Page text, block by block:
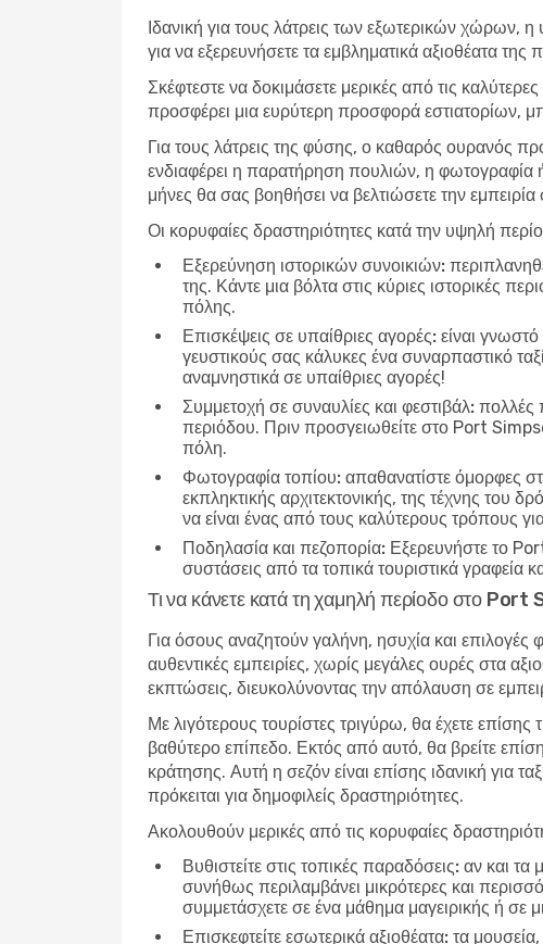
Ιδανική για τους λάτρεις των εξωτερικών χώρων,
για να εξερευνήσετε τα εμβληματικά αξιοθέατα
Σκέφτεστε να δοκιμάσετε μερικές από τις
προσφέρει μια ευρύτερη προσφορά εστιατορίων,
Για τους λάτρεις της φύσης, ο καθαρός ουρανός
ενδιαφέρει η παρατήρηση πουλιών, η φωτογραφία
μήνες θα σας βοηθήσει να βελτιώσετε την εμπειρία
Οι κορυφαίες δραστηριότητες κατά την υψηλή
Εξερεύνηση ιστορικών συνοικιών:
της. Κάντε μια βόλτα στις κύριες ιστορικές
πόλης.
Επισκέψεις σε υπαίθριες αγορές: είναι
γευστικούς σας κάλυκες ένα συναρπαστικό
αναμνηστικά σε υπαίθριες αγορές!
Συμμετοχή σε συναυλίες και φεστιβάλ: πολλές
περιόδου. Πριν προσγειωθείτε στο Port
πόλη.
Φωτογραφία τοπίου: απαθανατίστε όμορφες
εκπληκτικής αρχιτεκτονικής, της τέχνης του
να είναι ένας από τους καλύτερους τρόπους
Ποδηλασία και πεζοπορία: Εξερευνήστε το
συστάσεις από τα τοπικά τουριστικά γραφεία
Τι να κάνετε κατά τη χαμηλή περίοδο στο
Για όσους αναζητούν γαλήνη, ησυχία και επιλογές
αυθεντικές εμπειρίες, χωρίς μεγάλες ουρές στα
εκπτώσεις, διευκολύνοντας την απόλαυση σε
Με λιγότερους τουρίστες τριγύρω, θα έχετε επίσης
βαθύτερο επίπεδο. Εκτός από αυτό, θα βρείτε
κράτησης. Αυτή η σεζόν είναι επίσης ιδανική για
πρόκειται για δημοφιλείς δραστηριότητες.
Ακολουθούν μερικές από τις κορυφαίες
Βυθιστείτε στις τοπικές παραδόσεις: αν και τα
συνήθως περιλαμβάνει μικρότερες και
συμμετάσχετε σε ένα μάθημα μαγειρικής ή σε
Επισκεφτείτε εσωτερικά αξιοθέατα: τα μουσεία,